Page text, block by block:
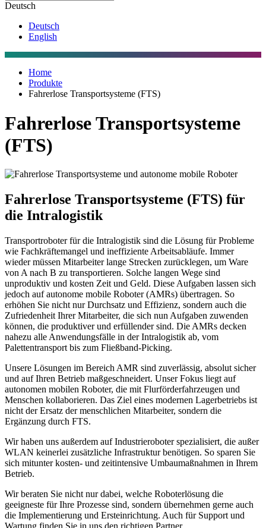
Deutsch
Deutsch
English
Home
Produkte
Fahrerlose Transportsysteme (FTS)
Fahrerlose Transportsysteme
(FTS)
Fahrerlose Transportsysteme (FTS) für
die Intralogistik
Transportroboter für die Intralogistik sind die Lösung für Probleme
wie Fachkräftemangel und ineffiziente Arbeitsabläufe. Immer
wieder müssen Mitarbeiter lange Strecken zurücklegen, um Ware
von A nach B zu transportieren. Solche langen Wege sind
unproduktiv und kosten Zeit und Geld. Diese Aufgaben lassen sich
jedoch auf autonome mobile Roboter (AMRs) übertragen. So
erhöhen Sie nicht nur Durchsatz und Effizienz, sondern auch die
Zufriedenheit Ihrer Mitarbeiter, die sich nun Aufgaben zuwenden
können, die produktiver und erfüllender sind. Die AMRs decken
nahezu alle Anwendungsfälle in der Intralogistik ab, vom
Palettentransport bis zum Fließband-Picking.
Unsere Lösungen im Bereich AMR sind zuverlässig, absolut sicher
und auf Ihren Betrieb maßgeschneidert. Unser Fokus liegt auf
autonomen mobilen Roboter, die mit Flurförderfahrzeugen und
Menschen kollaborieren. Das Ziel eines modernen Lagerbetriebs ist
nicht der Ersatz der menschlichen Mitarbeiter, sondern die
Ergänzung durch FTS.
Wir haben uns außerdem auf Industrieroboter spezialisiert, die außer
WLAN keinerlei zusätzliche Infrastruktur benötigen. So sparen Sie
sich mitunter kosten- und zeitintensive Umbaumaßnahmen in Ihrem
Betrieb.
Wir beraten Sie nicht nur dabei, welche Roboterlösung die
geeigneste für Ihre Prozesse sind, sondern übernehmen gerne auch
die Implementierung und Ersteinrichtung. Auch für Support und
Wartung finden Sie in uns den richtigen Partner.